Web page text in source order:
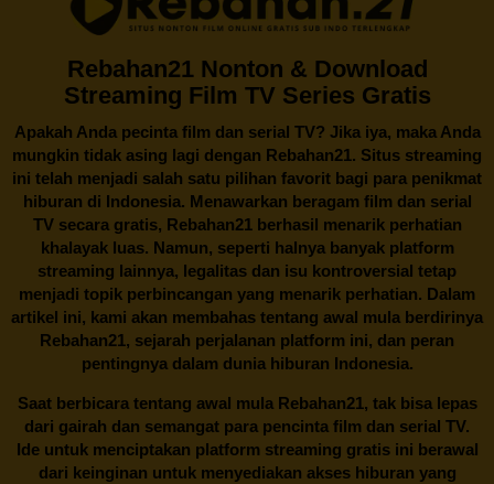
Rebahan21 Nonton & Download
Streaming Film TV Series Gratis
Apakah Anda pecinta film dan serial TV? Jika iya, maka Anda
mungkin tidak asing lagi dengan Rebahan21. Situs streaming
ini telah menjadi salah satu pilihan favorit bagi para penikmat
hiburan di Indonesia. Menawarkan beragam film dan serial
TV secara gratis, Rebahan21berhasil menarik perhatian
khalayak luas. Namun, seperti halnya banyak platform
streaming lainnya, legalitas dan isu kontroversial tetap
menjadi topik perbincangan yang menarik perhatian. Dalam
artikel ini, kami akan membahas tentang awal mula berdirinya
Rebahan21, sejarah perjalanan platform ini, dan peran
pentingnya dalam dunia hiburan Indonesia.
Saat berbicara tentang awal mula Rebahan21, tak bisa lepas
dari gairah dan semangat para pencinta film dan serial TV.
Ide untuk menciptakan platform streaming gratis ini berawal
dari keinginan untuk menyediakan akses hiburan yang